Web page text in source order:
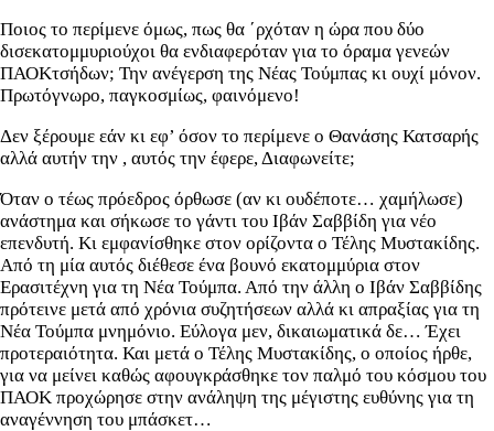
Ποιος το περίμενε όμως, πως θα ΄ρχόταν η ώρα που δύο
δισεκατομμυριούχοι θα ενδιαφερόταν για το όραμα γενεών
ΠΑΟΚτσήδων; Την ανέγερση της Νέας Τούμπας κι ουχί μόνον.
Πρωτόγνωρο, παγκοσμίως, φαινόμενο!
Δεν ξέρουμε εάν κι εφ’ όσον το περίμενε ο Θανάσης Κατσαρής
αλλά αυτήν την , αυτός την έφερε, Διαφωνείτε;
Όταν ο τέως πρόεδρος όρθωσε (αν κι ουδέποτε… χαμήλωσε)
ανάστημα και σήκωσε το γάντι του Ιβάν Σαββίδη για νέο
επενδυτή. Κι εμφανίσθηκε στον ορίζοντα ο Τέλης Μυστακίδης.
Από τη μία αυτός διέθεσε ένα βουνό εκατομμύρια στον
Ερασιτέχνη για τη Νέα Τούμπα. Από την άλλη ο Ιβάν Σαββίδης
πρότεινε μετά από χρόνια συζητήσεων αλλά κι απραξίας για τη
Νέα Τούμπα μνημόνιο. Εύλογα μεν, δικαιωματικά δε… Έχει
προτεραιότητα. Και μετά ο Τέλης Μυστακίδης, ο οποίος ήρθε,
για να μείνει καθώς αφουγκράσθηκε τον παλμό του κόσμου του
ΠΑΟΚ προχώρησε στην ανάληψη της μέγιστης ευθύνης για τη
αναγέννηση του μπάσκετ…